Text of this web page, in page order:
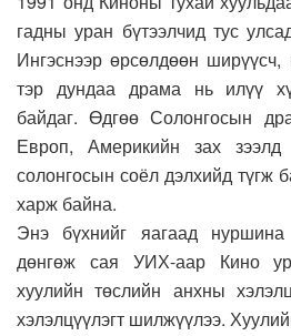
гадны уран бүтээлчид тус
Ингэснээр өрсөлдөөн ширүүсч,
тэр дундаа драма нь илүү
байдаг. Өдгөө Солонгосын
Европ, Америкийн зах
солонгосын соёл дэлхийд түгж
харж байна.
Энэ бүхнийг яагаад
дөнгөж сая УИХ-аар Кино
хуулийн төслийн анхны
хэлэлцүүлэгт шилжүүлээ.